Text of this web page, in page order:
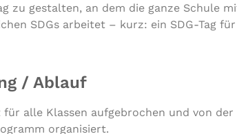
zu gestalten, an dem die ganze Schule
SDGs arbeitet – kurz: ein SDG-Tag für
/ Ablauf
alle Klassen aufgebrochen und von
organisiert.